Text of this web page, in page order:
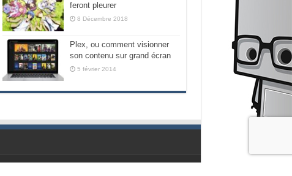
feront pleurer
8 Décembre 2018
Plex, ou comment visionner
son contenu sur grand écran
5 février 2014